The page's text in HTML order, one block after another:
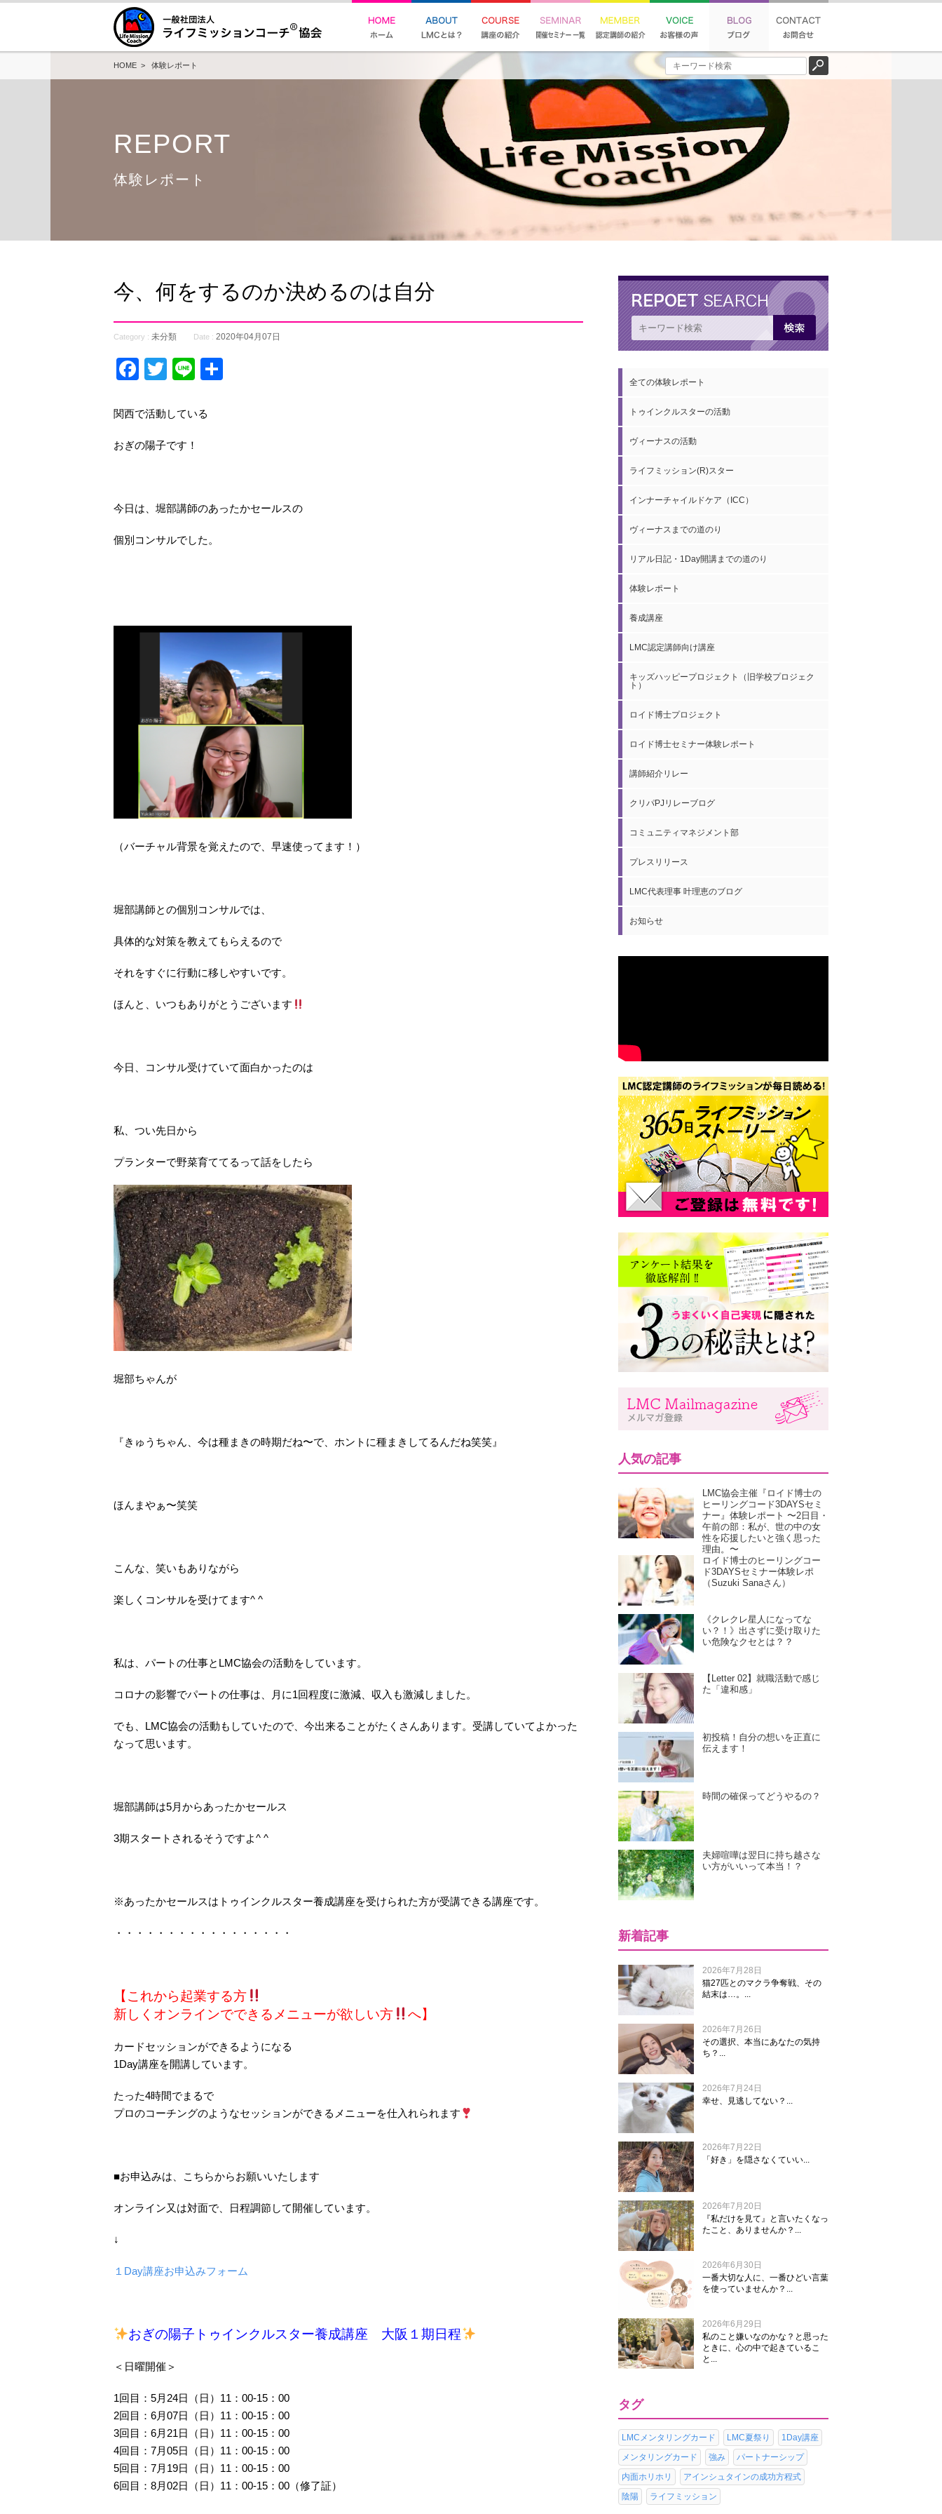
HOME > 体験レポート
REPORT
体験レポート
今、何をするのか決めるのは自分
Category : 未分類 Date : 2020年04月07日
Facebook
Twitter
Line
関西で活動している
おぎの陽子です！
今日は、堀部講師のあったかセールスの
個別コンサルでした。
（バーチャル背景を覚えたので、早速使ってます！）
堀部講師との個別コンサルでは、
具体的な対策を教えてもらえるので
それをすぐに行動に移しやすいです。
ほんと、いつもありがとうございます
今日、コンサル受けていて面白かったのは
私、つい先日から
プランターで野菜育ててるって話をしたら
堀部ちゃんが
『きゅうちゃん、今は種まきの時期だね〜で、ホントに種まきしてるんだね笑笑』
ほんまやぁ〜笑笑
こんな、笑いもありながら
楽しくコンサルを受けてます^ ^
私は、パートの仕事とLMC協会の活動をしています。
コロナの影響でパートの仕事は、月に1回程度に激減、収入も激減しました。
でも、LMC協会の活動もしていたので、今出来ることがたくさんあります。受講していてよかった
なって思います。
堀部講師は5月からあったかセールス
3期スタートされるそうですよ^ ^
※あったかセールスはトゥインクルスター養成講座を受けられた方が受講できる講座です。
・・・・・・・・・・・・・・・・・
【これから起業する方
新しくオンラインでできるメニューが欲しい方
へ】
カードセッションができるようになる
1Day講座を開講しています。
たった4時間でまるで
プロのコーチングのようなセッションができるメニューを仕入れられます
■お申込みは、こちらからお願いいたします
オンライン又は対面で、日程調節して開催しています。
↓
１ Day講座お申込みフォーム
おぎの陽子トゥインクルスター養成講座 大阪１期日程
＜日曜開催＞
1回目：5月24日（日）11：00-15：00
2回目：6月07日（日）11：00-15：00
3回目：6月21日（日）11：00-15：00
4回目：7月05日（日）11：00-15：00
5回目：7月19日（日）11：00-15：00
6回目：8月02日（日）11：00-15：00（修了証）
全ての体験レポート
トゥインクルスターの活動
ヴィーナスの活動
ライフミッション(R)スター
インナーチャイルドケア（ICC）
ヴィーナスまでの道のり
リアル日記・1Day開講までの道のり
体験レポート
養成講座
LMC認定講師向け講座
キッズハッピープロジェクト（旧学校プロジェク
ト）
ロイド博士プロジェクト
ロイド博士セミナー体験レポート
講師紹介リレー
クリパPJリレーブログ
コミュニティマネジメント部
プレスリリース
LMC代表理事 叶理恵のブログ
お知らせ
人気の記事
LMC協会主催『ロイド博士の
ヒーリングコード3DAYSセミ
ナー』体験レポート 〜2日目・
午前の部：私が、世の中の女
性を応援したいと強く思った
理由。〜
ロイド博士のヒーリングコー
ド3DAYSセミナー体験レポ
（Suzuki Sanaさん）
《クレクレ星人になってな
い？！》出さずに受け取りた
い危険なクセとは？？
【Letter 02】就職活動で感じ
た「違和感」
初投稿！自分の想いを正直に
伝えます！
時間の確保ってどうやるの？
夫婦喧嘩は翌日に持ち越さな
い方がいいって本当！？
新着記事
2026年7月28日
猫27匹とのマクラ争奪戦、その
結末は…。...
2026年7月26日
その選択、本当にあなたの気持
ち？...
2026年7月24日
幸せ、見逃してない？...
2026年7月22日
「好き」を隠さなくていい...
2026年7月20日
『私だけを見て』と言いたくなっ
たこと、ありませんか？...
2026年6月30日
一番大切な人に、一番ひどい言葉
を使っていませんか？...
2026年6月29日
私のこと嫌いなのかな？と思った
ときに、心の中で起きているこ
と...
タグ
LMCメンタリングカード LMC夏祭り
1Day講座
メンタリングカード
強み
パートナーシップ
内面ホリホリ
アインシュタインの成功方程式
陰陽
ライフミッション